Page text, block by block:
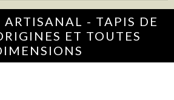
ARTISANAL - TAPIS DE
ET TOUTES